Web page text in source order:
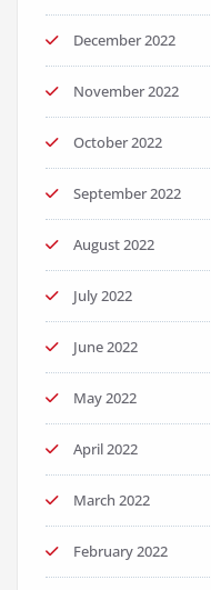
December 2022
November 2022
October 2022
September 2022
August 2022
July 2022
June 2022
May 2022
April 2022
March 2022
February 2022